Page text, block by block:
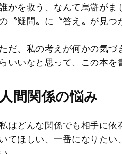
かを救う、なんて烏滸がま
〝疑問〟に〝答え〟が見つ
ただ、私の考えが何かの気づ
らいいなと思って、この本を
人間関係の悩み
はどんな関係でも相手に依
いてほしい、一番になりたい